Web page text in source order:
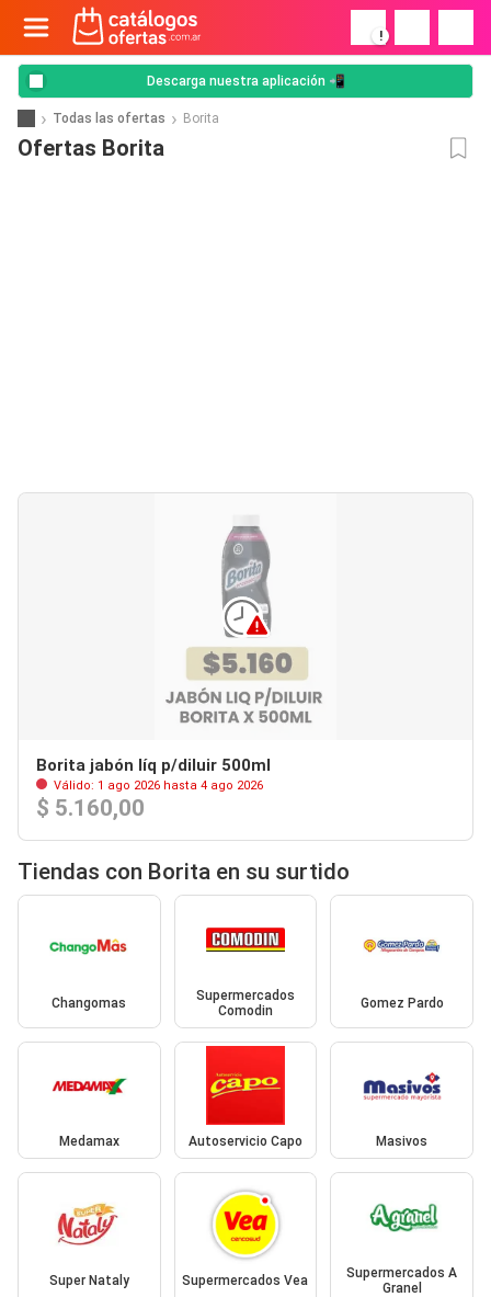
!
Descarga nuestra aplicación 📲
Todas las ofertas Borita
Ofertas Borita
Borita jabón líq p/diluir 500ml
Válido: 1 ago 2026 hasta 4 ago 2026
$ 5.160,00
Tiendas con Borita en su surtido
Changomas
Supermercados
Comodin
Gomez Pardo
Medamax Autoservicio Capo Masivos
Super Nataly Supermercados Vea
Supermercados A
Granel